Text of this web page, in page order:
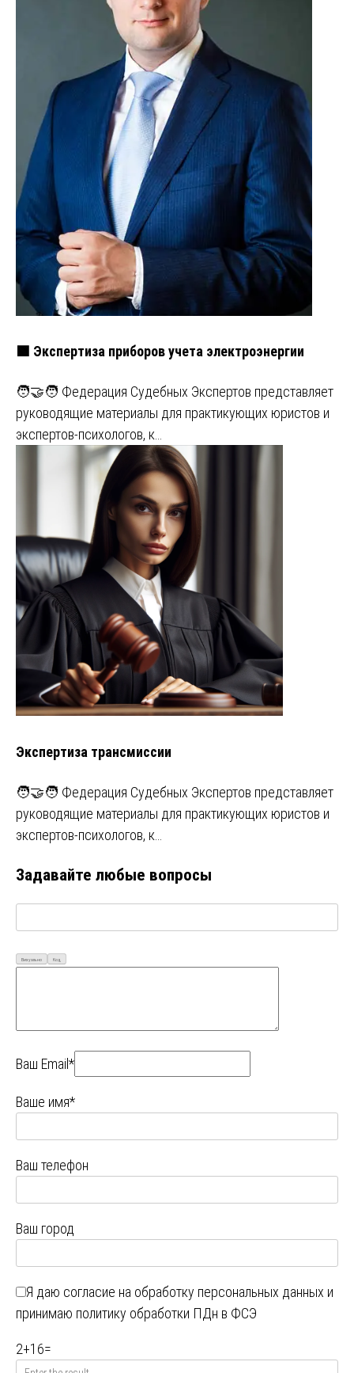
🟩 Экспертиза приборов учета электроэнергии
🧑‍🤝‍🧑 Федерация Судебных Экспертов представляет
руководящие материалы для практикующих юристов и
экспертов-психологов, к…
Экспертиза трансмиссии
🧑‍🤝‍🧑 Федерация Судебных Экспертов представляет
руководящие материалы для практикующих юристов и
экспертов-психологов, к…
Задавайте любые вопросы
Визуально Код
Ваш Email*
Ваше имя*
Ваш телефон
Ваш город
Я даю согласие на обработку персональных данных и
принимаю политику обработки ПДн в ФСЭ
2+16=